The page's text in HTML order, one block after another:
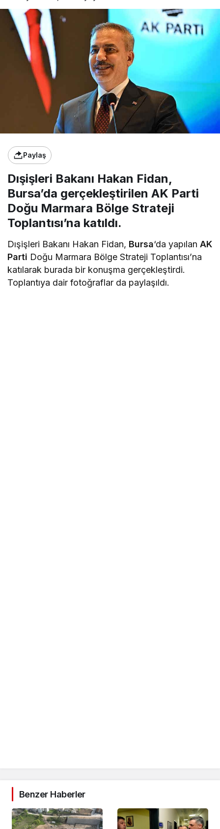
Paylaş
Dışişleri Bakanı Hakan Fidan,
Bursa’da gerçekleştirilen AK Parti
Doğu Marmara Bölge Strateji
Toplantısı’na katıldı.
Dışişleri Bakanı Hakan Fidan, Bursa‘da yapılanAK
Parti Doğu Marmara Bölge Strateji Toplantısı’na
katılarak burada bir konuşma gerçekleştirdi.
Toplantıya dair fotoğraflar da paylaşıldı.
Benzer Haberler